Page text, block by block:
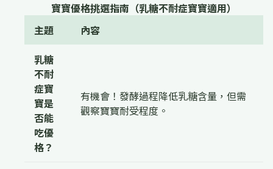
寶寶優格挑選指南（乳糖不耐症寶寶適用）
主題
內容
乳糖
不耐
症寶
寶是
否能
吃優
格？
有機會！發酵過程降低乳糖含量，但需
觀察寶寶耐受程度。